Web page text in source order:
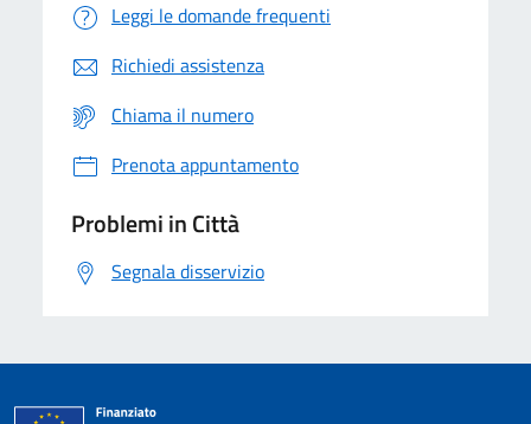
Leggi le domande frequenti
Richiedi assistenza
Chiama il numero
Prenota appuntamento
Problemi in Città
Segnala disservizio